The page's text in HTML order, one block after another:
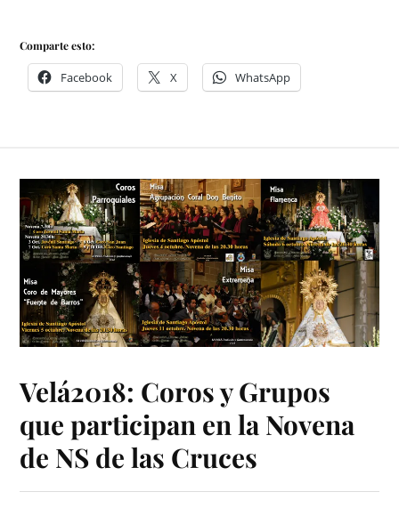
Comparte esto:
Facebook X WhatsApp
Velá2018: Coros y Grupos
que participan en la Novena
de NS de las Cruces